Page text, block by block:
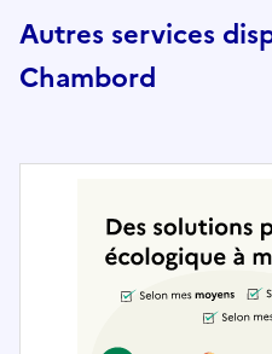
Autres services
Chambord